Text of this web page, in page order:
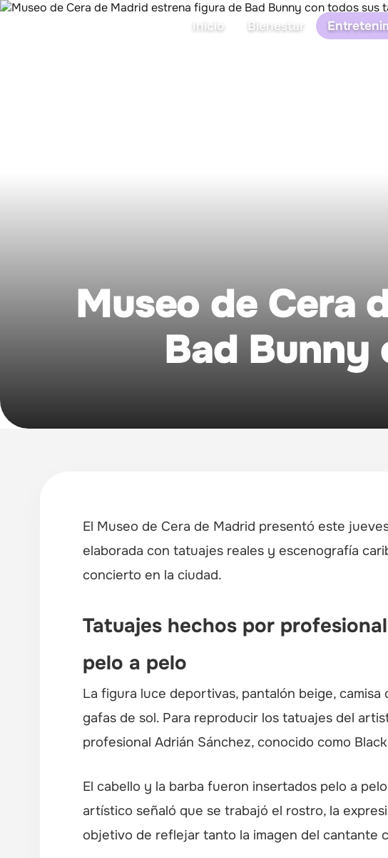
Inicio Bienestar
Museo de Cera
Bad Bunny
El Museo de Cera de Madrid presentó este
elaborada con tatuajes reales y escenografía
concierto en la ciudad.
Tatuajes hechos por
pelo a pelo
La figura luce deportivas, pantalón beige,
gafas de sol. Para reproducir los tatuajes del
profesional Adrián Sánchez, conocido como
El cabello y la barba fueron insertados pelo a
artístico señaló que se trabajó el rostro, la
objetivo de reflejar tanto la imagen del cantante